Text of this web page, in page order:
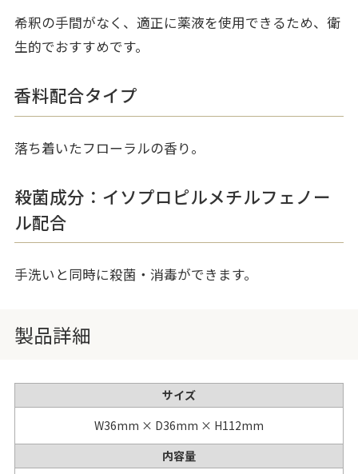
希釈の手間がなく、適正に薬液を使用できるため、衛
生的でおすすめです。
香料配合タイプ
落ち着いたフローラルの香り。
殺菌成分：イソプロピルメチルフェノー
ル配合
手洗いと同時に殺菌・消毒ができます。
製品詳細
サイズ
W36mm × D36mm × H112mm
内容量